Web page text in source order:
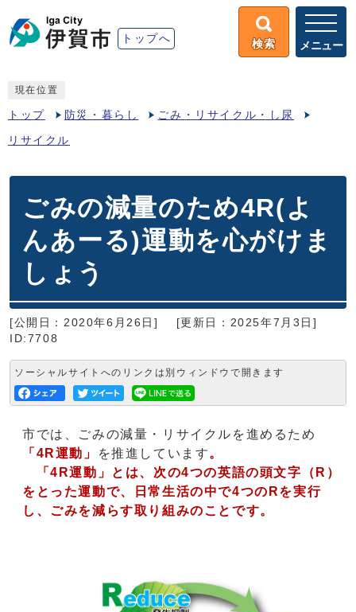
トップへ 検索 メニュー
現在位置
トップ 防災・暮らし ごみ・リサイクル・し尿
リサイクル
ごみの減量のため4R(よ
んあーる)運動を心がけま
しょう
[公開日：2020年6月26日]
[更新日：2025年7月3日]
ID:7708
ソーシャルサイトへのリンクは別ウィンドウで開きます
市では、ごみの減量・リサイクルを進めるため
「4R運動」
を推進しています。
「4R運動」とは、次の4つの英語の頭文字（R）
をとった運動で、日常生活の中で4つのRを実行
し、ごみを減らす取り組みのことです。